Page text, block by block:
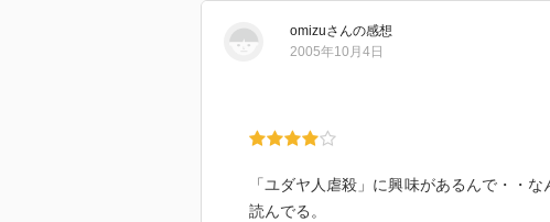
omizuさんの感想
2005年10月4日
「ユダヤ人虐殺」に興味があるんで・・
読んでる。